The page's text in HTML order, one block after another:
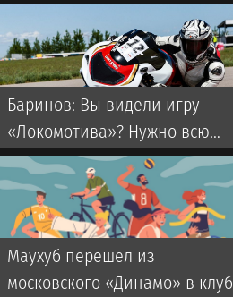
Баринов: Вы видели игру
«Локомотива»? Нужно всю
команду усиливать
Маухуб перешел из
московского «Динамо» в клуб